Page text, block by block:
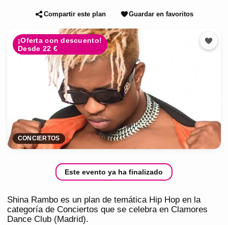
Compartir este plan Guardar en favoritos
¡Oferta con descuento!
Desde 22 €
CONCIERTOS
Este evento ya ha finalizado
Shina Rambo es un plan de temática Hip Hop en la
categoría de Conciertos que se celebra en Clamores
Dance Club (Madrid).